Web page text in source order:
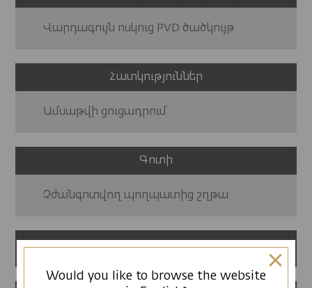
Վարդագույն ոսկուց PVD ծածկույթ
Հատկություններ
Ամսաթվի ցուցադրում
Գոտի
Չժանգոտվող պողպատից շղթա
12 ամսվա երաշխիք
Would you like to browse the website